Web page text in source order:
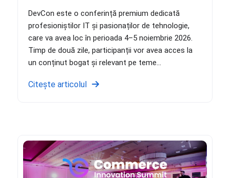
DevCon este o conferință premium dedicată
profesioniștilor IT și pasionaților de tehnologie,
care va avea loc în perioada 4–5 noiembrie 2026.
Timp de două zile, participanții vor avea acces la
un conținut bogat și relevant pe teme...
Citește articolul